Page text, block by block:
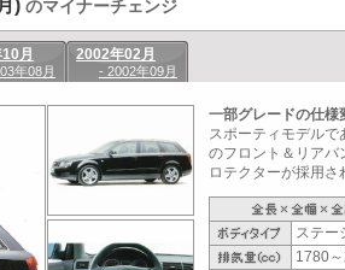
) のマイナーチェンジ
月
年08月
2002年02月
- 2002年09月
一部グレードの仕様
スポーティモデル
のフロント＆リアバ
ロテクターが採用
ステー
1780